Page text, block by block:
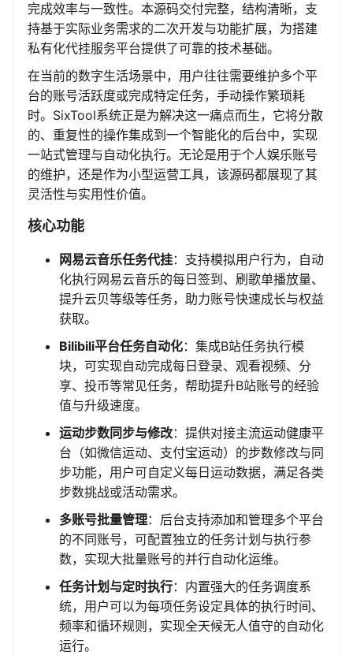
完成效率与一致性。本源码交付完整，结构清晰，支
持基于实际业务需求的二次开发与功能扩展，为搭建
私有化代挂服务平台提供了可靠的技术基础。
在当前的数字生活场景中，用户往往需要维护多个平
台的账号活跃度或完成特定任务，手动操作繁琐耗
时。SixTool系统正是为解决这一痛点而生，它将分散
的、重复性的操作集成到一个智能化的后台中，实现
一站式管理与自动化执行。无论是用于个人娱乐账号
的维护，还是作为小型运营工具，该源码都展现了其
灵活性与实用性价值。
核心功能
网易云音乐任务代挂：支持模拟用户行为，自动
化执行网易云音乐的每日签到、刷歌单播放量、
提升云贝等级等任务，助力账号快速成长与权益
获取。
Bilibili平台任务自动化：集成B站任务执行模
块，可实现自动完成每日登录、观看视频、分
享、投币等常见任务，帮助提升B站账号的经验
值与升级速度。
运动步数同步与修改：提供对接主流运动健康平
台（如微信运动、支付宝运动）的步数修改与同
步功能，用户可自定义每日运动数据，满足各类
步数挑战或活动需求。
多账号批量管理：后台支持添加和管理多个平台
的不同账号，可配置独立的任务计划与执行参
数，实现大批量账号的并行自动化运维。
任务计划与定时执行：内置强大的任务调度系
统，用户可以为每项任务设定具体的执行时间、
频率和循环规则，实现全天候无人值守的自动化
运行。